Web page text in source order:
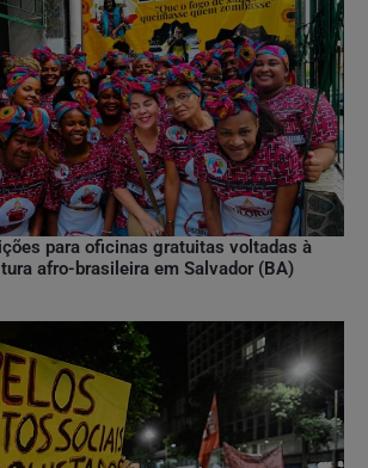
para oficinas gratuitas voltadas à
afro-brasileira em Salvador (BA)